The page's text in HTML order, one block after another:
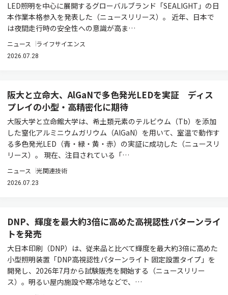
LED照明を中心に展開するグローバルブランド「SEALIGHT」の日
本作業本格参入を発表した（ニュースリリース）。 近年、日本で
は夜間走行時の安全性への意識が高ま…
ニュース ライフサイエンス
2026.07.28
阪大と立命大、AlGaNで多色発光LEDを実証 ディス
プレイの小型・高精密化に期待
大阪大学と立命館大学は、希土類元素のテルビウム（Tb）を添加
した窒化アルミニウムガリウム（AlGaN）を用いて、室温で動作す
る多色発光LED（青・緑・黄・赤）の実証に成功した（ニュースリ
リース）。 現在、注目されている「…
ニュース 光関連技術
2026.07.23
DNP、輝度を最大約3倍に高めた高視認性パターンライ
トを発売
大日本印刷（DNP）は、従来品と比べて輝度を最大約3倍に高めた
小型照明装置「DNP高視認性パターンライト 固定設置タイプ」を
開発し、2026年7月から試験販売を開始する（ニュースリリー
ス）。明るい屋内施設や寒冷地などで、…